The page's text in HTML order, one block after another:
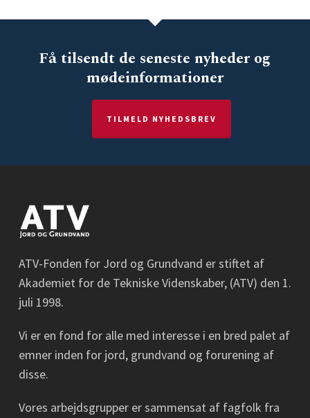
Få tilsendt de seneste nyheder og
mødeinformationer
TILMELD NYHEDSBREV
ATV-Fonden for Jord og Grundvand er stiftet af
Akademiet for de Tekniske Videnskaber, (ATV) den 1.
juli 1998.
Vi er en fond for alle med interesse i en bred palet af
emner inden for jord, grundvand og forurening af
disse.
Vores arbejdsgrupper er sammensat af fagfolk fra